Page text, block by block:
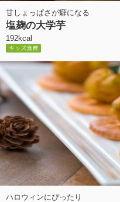
甘しょっぱさが癖になる
塩麹の大学芋
192kcal
ハロウィンにぴったり